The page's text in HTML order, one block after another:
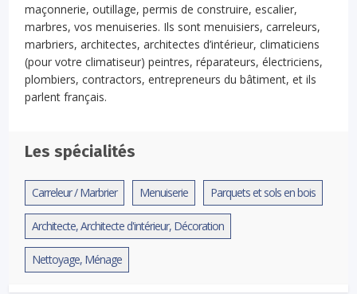
maçonnerie, outillage, permis de construire, escalier,
marbres, vos menuiseries. Ils sont menuisiers, carreleurs,
marbriers, architectes, architectes d’intérieur, climaticiens
(pour votre climatiseur) peintres, réparateurs, électriciens,
plombiers, contractors, entrepreneurs du bâtiment, et ils
parlent français.
Les spécialités
Carreleur / Marbrier Menuiserie Parquets et sols en bois
Architecte, Architecte d'intérieur, Décoration
Nettoyage, Ménage